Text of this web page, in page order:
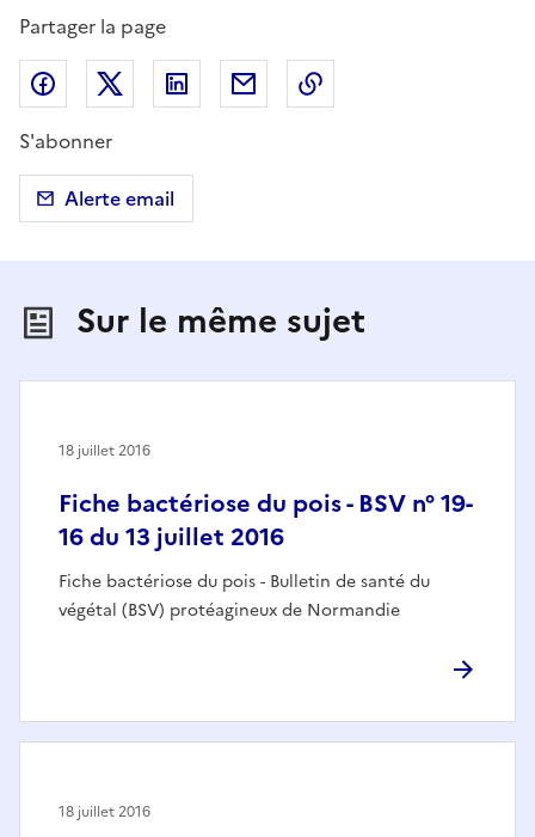
Partager la page
Partager sur Facebook
Partager sur X (anciennement Twitter)
Partager sur LinkedIn
Partager par email
S'abonner
Alerte email
Sur le même sujet
Fiche bactériose du pois - BSV n° 19-
16 du 13 juillet 2016
Fiche bactériose du pois - Bulletin de santé du
végétal (BSV) protéagineux de Normandie
18 juillet 2016
18 juillet 2016